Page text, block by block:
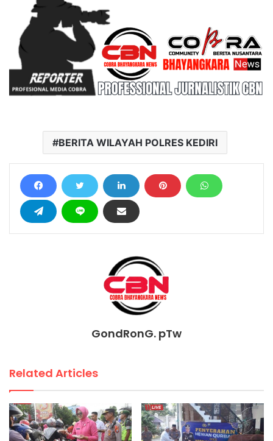
BERITA WILAYAH POLRES KEDIRI
GondRonG. pTw
Related Articles